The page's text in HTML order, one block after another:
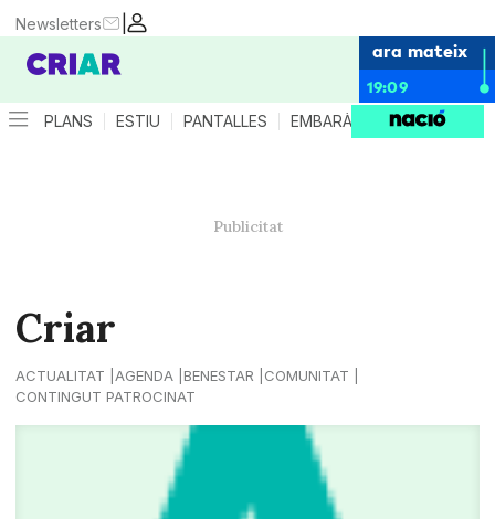
|
Newsletters
ara mateix
19:09
PLANS ESTIU PANTALLES EMBARÀS CRIANÇA
Criar
ACTUALITAT AGENDA BENESTAR
COMUNITAT
CONTINGUT PATROCINAT